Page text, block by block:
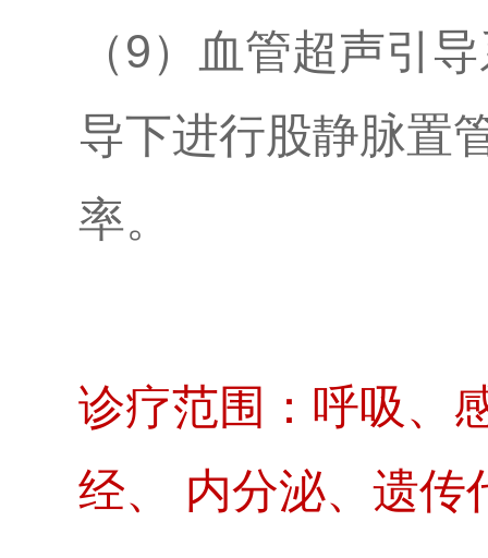
（9）血管超声引
导下进行股静脉置
率。
诊疗范围：呼吸、
经、 内分泌、遗传